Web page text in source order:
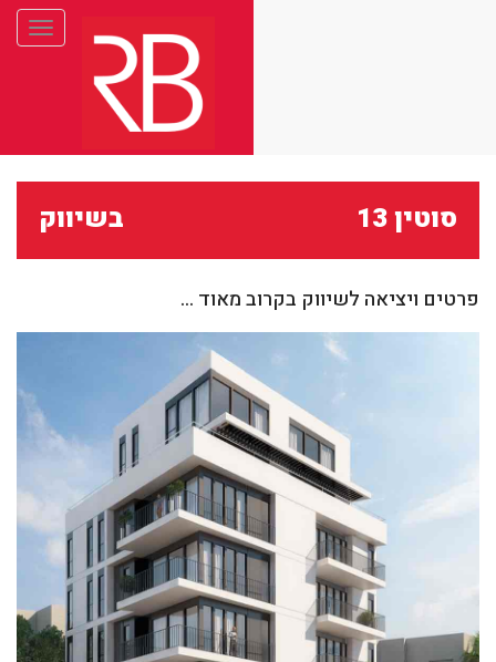
סוטין 13 בשיווק
פרטים ויציאה לשיווק בקרוב מאוד ...